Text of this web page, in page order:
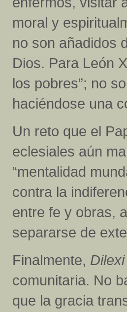
moral y
no son añadidos
Dios. Para León
los pobres”; no
haciéndose una
Un reto que el
eclesiales aún
“mentalidad
contra la
entre fe y obras,
separarse de
Finalmente,
comunitaria. No
que la gracia